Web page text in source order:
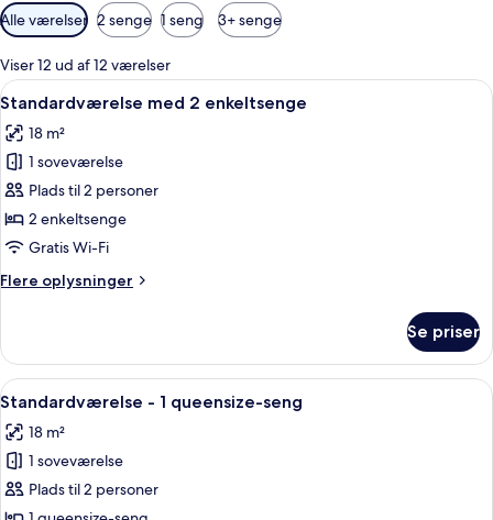
Tilgængelige
filtre
for
værelser
Alle værelser 2 senge 1 seng 3+ senge
Viser 12 ud af 12 værelser
Indlæs
alle
billeder
af
Standardværelse
med
2
Et hotelværelse med køjeseng, en
4
Standardværelse med 2 enkeltsenge
18 m²
1 soveværelse
Plads til 2 personer
2 enkeltsenge
Gratis Wi-Fi
Flere oplysninger
Flere
med
enkeltsenge
Se priser
Indlæs
alle
billeder
af
Standardværelse
Et moderne hotelværelse med et
4
Standardværelse - 1 queensize-seng
18 m²
1 soveværelse
Plads til 2 personer